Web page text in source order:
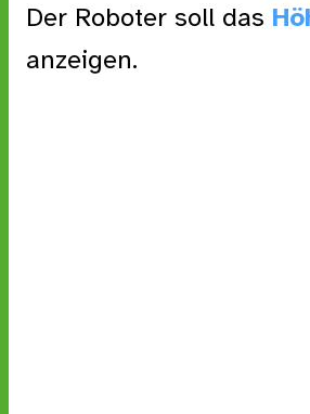
Der Roboter soll das
anzeigen.